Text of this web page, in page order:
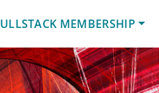
MEMBERSHIP